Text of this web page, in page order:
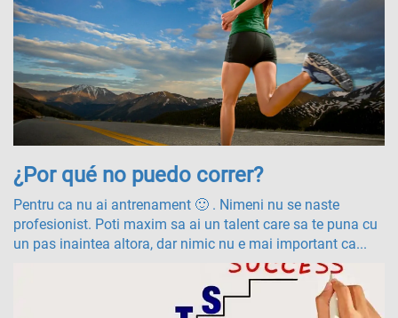
¿Por qué no puedo correr?
Pentru ca nu ai antrenament 🙂 . Nimeni nu se naste
profesionist. Poti maxim sa ai un talent care sa te puna cu
un pas inaintea altora, dar nimic nu e mai important ca...